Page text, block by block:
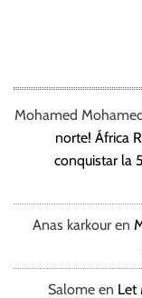
Mohamed
norte! África
conquistar la
Anas karkour en
Salome en Let